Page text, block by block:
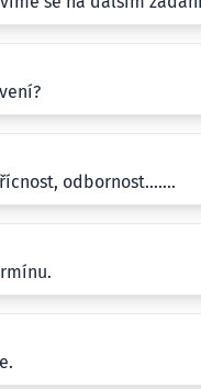
odbornost.......